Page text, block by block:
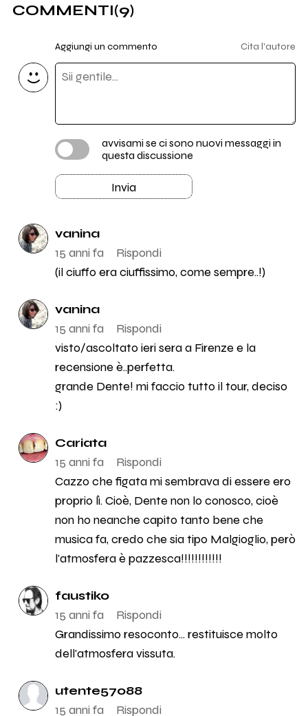
COMMENTI(9)
Aggiungi un commento Cita l'autore
avvisami se ci sono nuovi messaggi in
questa discussione
Invia
vanina
15 anni fa
Rispondi
(il ciuffo era ciuffissimo, come sempre..!)
vanina
15 anni fa
Rispondi
visto/ascoltato ieri sera a Firenze e la
recensione è..perfetta.
grande Dente! mi faccio tutto il tour, deciso
:)
Cariata
15 anni fa
Rispondi
Cazzo che figata mi sembrava di essere ero
proprio lì. Cioè, Dente non lo conosco, cioè
non ho neanche capito tanto bene che
musica fa, credo che sia tipo Malgioglio, però
l'atmosfera è pazzesca!!!!!!!!!!!!
faustiko
15 anni fa
Rispondi
Grandissimo resoconto... restituisce molto
dell'atmosfera vissuta.
utente57088
15 anni fa
Rispondi